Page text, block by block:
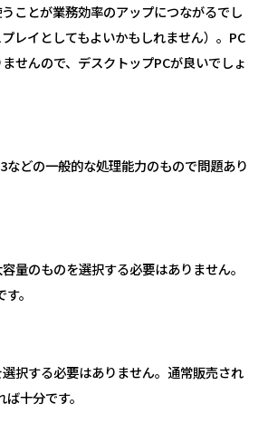
ことが業務効率のアップにつながるでし
レイとしてもよいかもしれません）。PC
せんので、デスクトップPCが良いでしょ
どの一般的な処理能力のもので問題あり
量のものを選択する必要はありません。
。
択する必要はありません。通常販売され
十分です。